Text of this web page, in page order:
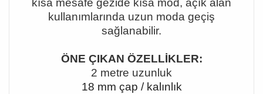
kısa mesafe gezide kısa mod, açık alan
kullanımlarında uzun moda geçiş
sağlanabilir.
ÖNE ÇIKAN ÖZELLİKLER:
2 metre uzunluk
18 mm çap / kalınlık